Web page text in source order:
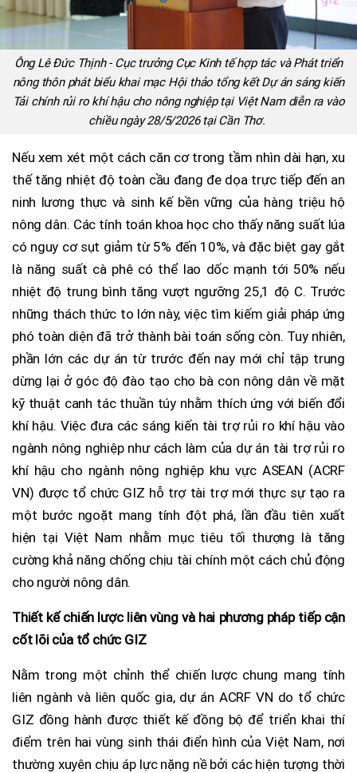
Ông Lê Đức Thịnh - Cục trưởng Cục Kinh tế hợp tác và Phát triển
nông thôn phát biểu khai mạc Hội thảo tổng kết Dự án sáng kiến
Tải chính rủi ro khí hậu cho nông nghiệp tại Việt Nam diễn ra vào
chiều ngày 28/5/2026 tại Cần Thơ.
Nếu xem xét một cách căn cơ trong tầm nhìn dài hạn, xu
thế tăng nhiệt độ toàn cầu đang đe dọa trực tiếp đến an
ninh lương thực và sinh kế bền vững của hàng triệu hộ
nông dân. Các tính toán khoa học cho thấy năng suất lúa
có nguy cơ sụt giảm từ 5% đến 10%, và đặc biệt gay gắt
là năng suất cà phê có thể lao dốc mạnh tới 50% nếu
nhiệt độ trung bình tăng vượt ngưỡng 25,1 độ C. Trước
những thách thức to lớn này, việc tìm kiếm giải pháp ứng
phó toàn diện đã trở thành bài toán sống còn. Tuy nhiên,
phần lớn các dự án từ trước đến nay mới chỉ tập trung
dừng lại ở góc độ đào tạo cho bà con nông dân về mặt
kỹ thuật canh tác thuần túy nhằm thích ứng với biến đổi
khí hậu. Việc đưa các sáng kiến tài trợ rủi ro khí hậu vào
ngành nông nghiệp như cách làm của dự án tài trợ rủi ro
khí hậu cho ngành nông nghiệp khu vực ASEAN (ACRF
VN) được tổ chức GIZ hỗ trợ tài trợ mới thực sự tạo ra
một bước ngoặt mang tính đột phá, lần đầu tiên xuất
hiện tại Việt Nam nhằm mục tiêu tối thượng là tăng
cường khả năng chống chịu tài chính một cách chủ động
cho người nông dân.
Thiết kế chiến lược liên vùng và hai phương pháp tiếp cận
cốt lõi của tổ chức GIZ
Nằm trong một chỉnh thể chiến lược chung mang tính
liên ngành và liên quốc gia, dự án ACRF VN do tổ chức
GIZ đồng hành được thiết kế đồng bộ để triển khai thí
điểm trên hai vùng sinh thái điển hình của Việt Nam, nơi
thường xuyên chịu áp lực nặng nề bởi các hiện tượng thời